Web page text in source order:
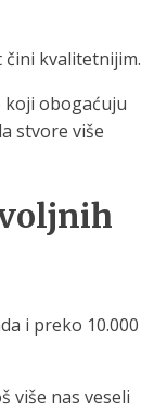
čini kvalitetnijim.
obogaćuju
stvore više
i preko 10.000
više nas veseli